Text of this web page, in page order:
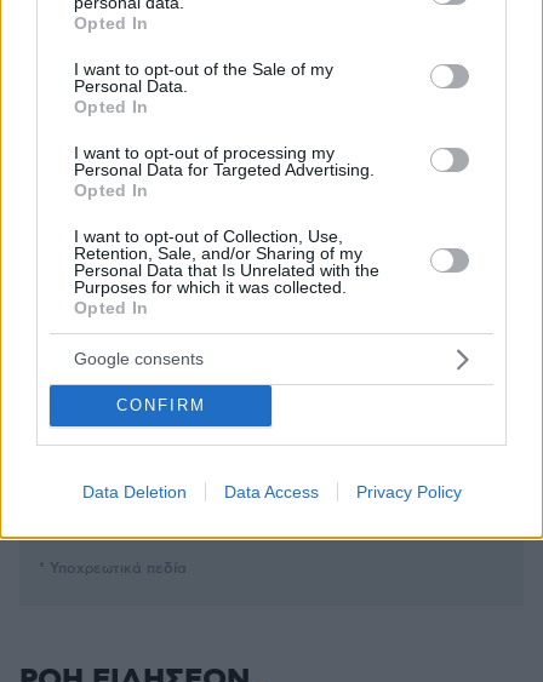
grant or deny consent to Google and its third-party tags to
use your data for below specified purposes in below Google
consent section.
Opted In
I want to opt-out of the Sale of my
Personal Data.
Opted In
I want to opt-out of processing my
Personal Data for Targeted Advertising.
Opted In
I want to opt-out of Collection, Use,
Retention, Sale, and/or Sharing of my
Personal Data that Is Unrelated with the
Purposes for which it was collected.
Opted In
Google consents
CONFIRM
Data Deletion Data Access Privacy Policy
Απομένουν2500χαρακτήρες
* Υποχρεωτικά πεδία